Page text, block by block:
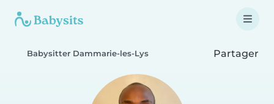
Babysitter Dammarie-les-Lys Partager